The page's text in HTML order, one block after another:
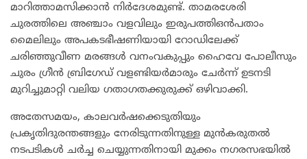
മാറിത്താമസിക്കാൻ നിർദേശമുണ്ട്. താമരശേരി
ചുരത്തിലെ അഞ്ചാം വളവിലും ഇരുപത്തിഒൻപതാം
മൈലിലും അപകടഭീഷണിയായി റോഡിലേക്ക്
ചരിഞ്ഞുവീണ മരങ്ങൾ വനംവകുപ്പും ഹൈവേ പോലീസും
ചുരം ഗ്രീൻ ബ്രിഗേഡ് വളണ്ടിയർമാരും ചേർന്ന് ഉടനടി
മുറിച്ചുമാറ്റി വലിയ ഗതാഗതക്കുരുക്ക് ഒഴിവാക്കി.
​അതേസമയം, കാലവർഷക്കെടുതിയും
പ്രകൃതിദുരന്തങ്ങളും നേരിടുന്നതിനുള്ള മുൻകരുതൽ
നടപടികൾ ചർച്ച ചെയ്യുന്നതിനായി മുക്കം നഗരസഭയിൽ